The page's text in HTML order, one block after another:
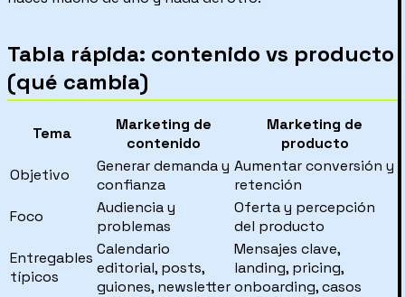
Tabla rápida: contenido vs producto
(qué cambia)
Tema
Marketing de
contenido
Marketing de
producto
Objetivo
Generar demanda y
confianza
Aumentar conversión y
retención
Foco
Audiencia y
problemas
Oferta y percepción
del producto
Entregables
típicos
Calendario
editorial, posts,
guiones, newsletter
Mensajes clave,
landing, pricing,
onboarding, casos